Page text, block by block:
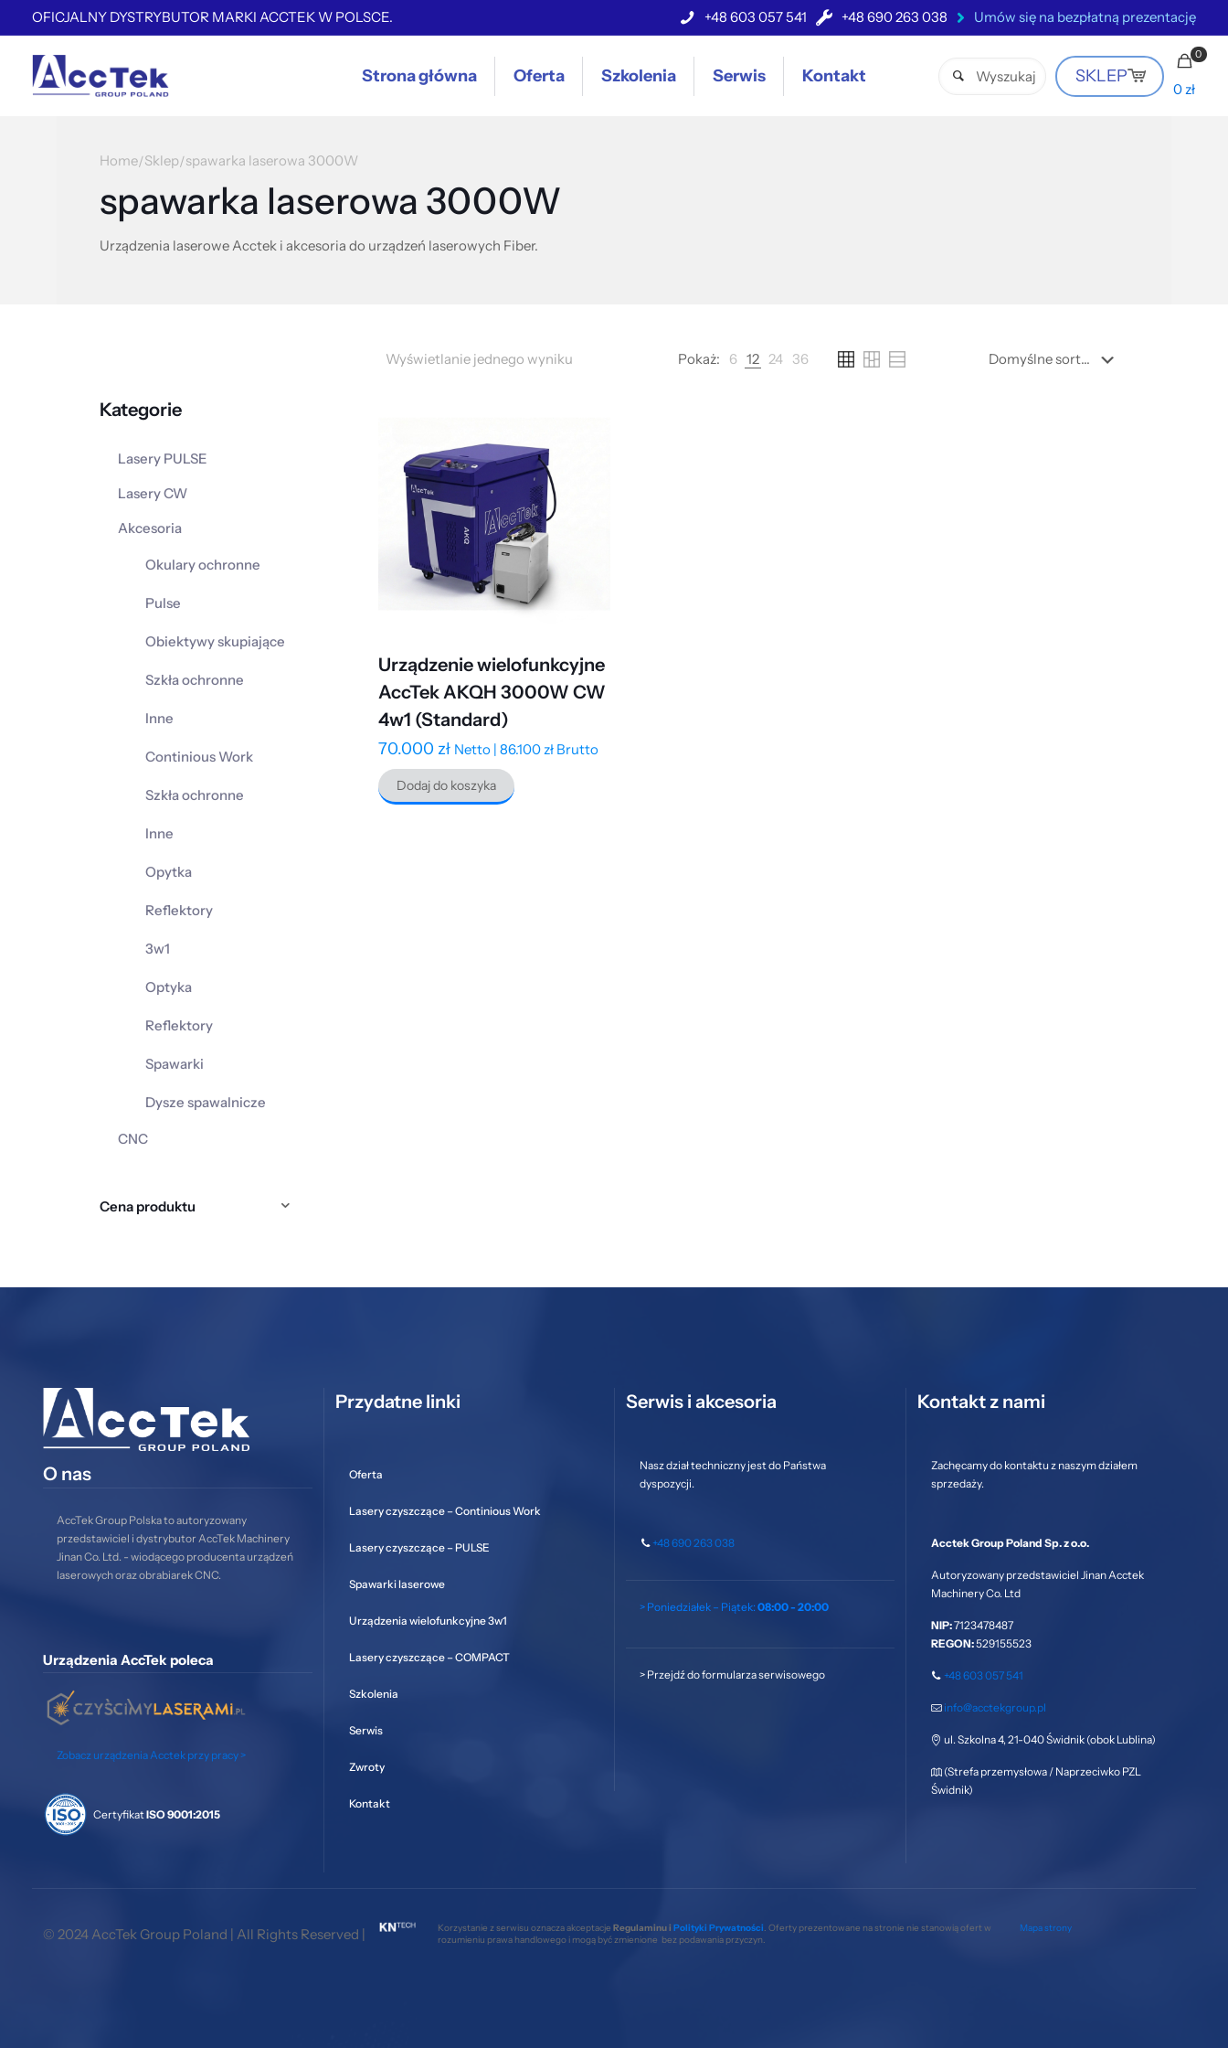
OFICJALNY DYSTRYBUTOR MARKI ACCTEK W POLSCE. +48 603 057 541 +48 690 263 038 Umów się na bezpłatną prezentację
Strona główna Oferta Szkolenia Serwis Kontakt SKLEP
0
0 zł
Home/Sklep/spawarka laserowa 3000W
spawarka laserowa 3000W
Urządzenia laserowe Acctek i akcesoria do urządzeń laserowych Fiber.
Kategorie
Lasery PULSE
Lasery CW
Akcesoria
Okulary ochronne
Pulse
Obiektywy skupiające
Szkła ochronne
Inne
Continious Work
Szkła ochronne
Inne
Opytka
Reflektory
3w1
Optyka
Reflektory
Spawarki
Dysze spawalnicze
CNC
Cena produktu
Wyświetlanie jednego wyniku Pokaż: 6 12 24 36
Urządzenie wielofunkcyjne
AccTek AKQH 3000W CW
4w1 (Standard)
70.000 zł Netto | 86.100 zł Brutto
Dodaj do koszyka
O nas
AccTek Group Polska to autoryzowany
przedstawiciel i dystrybutor AccTek Machinery
Jinan Co. Ltd. - wiodącego producenta urządzeń
laserowych oraz obrabiarek CNC.
Urządzenia AccTek poleca
Zobacz urządzenia Acctek przy pracy >
CertyfikatISO 9001:2015
Przydatne linki
Oferta
Lasery czyszczące – Continious Work
Lasery czyszczące – PULSE
Spawarki laserowe
Urządzenia wielofunkcyjne 3w1
Lasery czyszczące – COMPACT
Szkolenia
Serwis
Zwroty
Kontakt
Serwis i akcesoria
Nasz dział techniczny jest do Państwa
dyspozycji.
+48 690 263 038
> Poniedziałek – Piątek: 08:00 - 20:00
> Przejdź do formularza serwisowego
Kontakt z nami
Zachęcamy do kontaktu z naszym działem
sprzedaży.
Acctek Group Poland Sp. z o.o.
Autoryzowany przedstawiciel Jinan Acctek
Machinery Co. Ltd
NIP:7123478487
REGON:529155523
+48 603 057 541
info@acctekgroup.pl
ul. Szkolna 4, 21-040 Świdnik (obok Lublina)
(Strefa przemysłowa / Naprzeciwko PZL
Świdnik)
© 2024 AccTek Group Poland | All Rights Reserved | Korzystanie z serwisu oznacza akceptacje Regulaminu i Polityki Prywatności. Oferty prezentowane na stronie nie stanowią ofert w
rozumieniu prawa handlowego i mogą być zmienione bez podawania przyczyn.
Mapa strony